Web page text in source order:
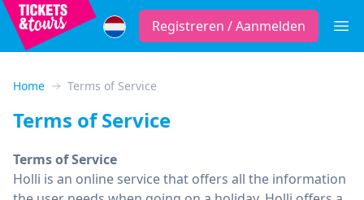
Registreren / Aanmelden
Home Terms of Service
Terms of Service
Terms of Service
Holli is an online service that offers all the information